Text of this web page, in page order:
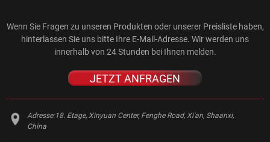
Wenn Sie Fragen zu unseren Produkten oder unserer Preisliste haben,
hinterlassen Sie uns bitte Ihre E-Mail-Adresse. Wir werden uns
innerhalb von 24 Stunden bei Ihnen melden.
JETZT ANFRAGEN
Adresse:18. Etage, Xinyuan Center, Fenghe Road, Xi'an, Shaanxi,
China